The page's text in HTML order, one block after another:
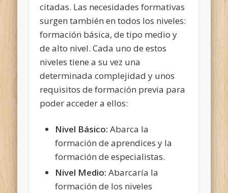
citadas. Las necesidades formativas
surgen también en todos los niveles:
formación básica, de tipo medio y
de alto nivel. Cada uno de estos
niveles tiene a su vez una
determinada complejidad y unos
requisitos de formación previa para
poder acceder a ellos:
Nivel Básico: Abarca la
formación de aprendices y la
formación de especialistas.
Nivel Medio: Abarcaría la
formación de los niveles